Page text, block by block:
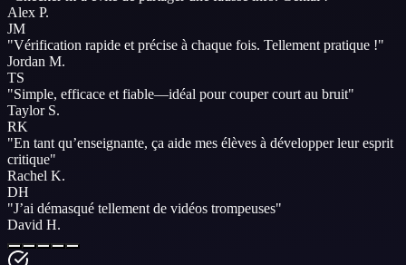
Alex P.
JM
"Vérification rapide et précise à chaque fois. Tellement pratique !"
Jordan M.
TS
"Simple, efficace et fiable—idéal pour couper court au bruit"
Taylor S.
RK
"En tant qu’enseignante, ça aide mes élèves à développer leur esprit
critique"
Rachel K.
DH
"J’ai démasqué tellement de vidéos trompeuses"
David H.